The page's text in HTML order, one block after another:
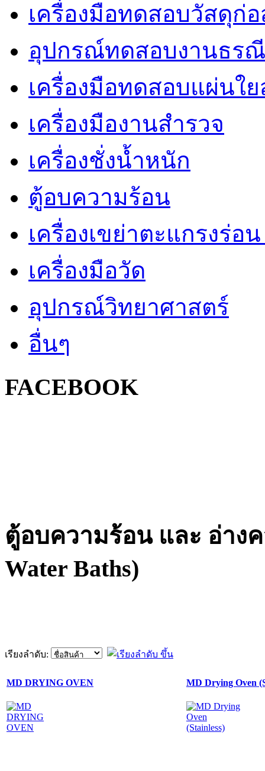
เครื่องมือทดสอบวัสดุก่อ
อุปกรณ์ทดสอบงานธรณี
เครื่องมือทดสอบแผ่นใย
เครื่องมืองานสำรวจ
เครื่องชั่งน้ำหนัก
ตู้อบความร้อน
เครื่องเขย่าตะแกรงร่อ
เครื่องมือวัด
อุปกรณ์วิทยาศาสตร์
อื่นๆ
FACEBOOK
ตู้อบความร้อน และ อ่าง
Water Baths)
เรียงลำดับ:
MD DRYING OVEN MD Drying Oven